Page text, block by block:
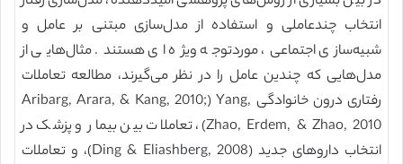
انتخاب چندعاملی و استفاده از مدل‌سازی مبتنی بر عامل و
شبیه‌سازی اجتماعی، موردتوجه ویژه ای هستند. مثال‌هایی از
مدل‌هایی که چندین عامل را در نظر می‌گیرند، مطالعه تعاملات
رفتاری درون خانوادگی Aribarg, Arara, & Kang, 2010;) Yang,
Zhao, Erdem, & Zhao, 2010)، تعاملات بین بیمار و پزشک در
انتخاب داروهای جدید (Ding & Eliashberg, 2008)، و تعاملات